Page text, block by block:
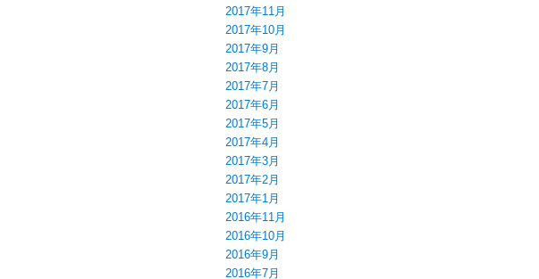
2017年11月
2017年10月
2017年9月
2017年8月
2017年7月
2017年6月
2017年5月
2017年4月
2017年3月
2017年2月
2017年1月
2016年11月
2016年10月
2016年9月
2016年7月